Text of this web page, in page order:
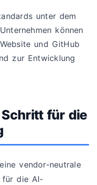
unter dem
können
und GitHub
zur Entwicklung
für die
vendor-neutrale
für die AI-